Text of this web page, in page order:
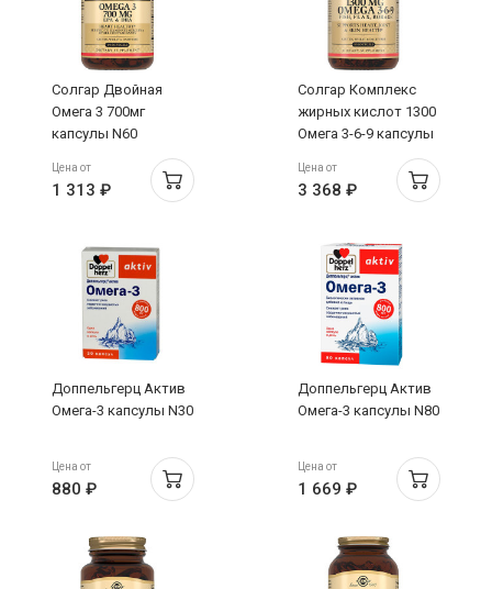
Солгар Двойная
Омега 3 700мг
капсулы N60
Цена от
1 313 ₽
Солгар Комплекс
жирных кислот 1300
Омега 3-6-9 капсулы
Цена от
3 368 ₽
Доппельгерц Актив
Омега-3 капсулы N30
Цена от
880 ₽
Доппельгерц Актив
Омега-3 капсулы N80
Цена от
1 669 ₽